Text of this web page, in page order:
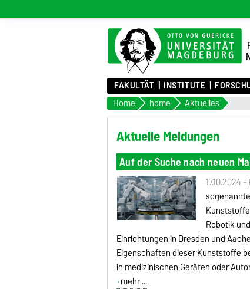
FAKULTÄT INSTITUTE
Home home Aktuelles
Aktuelle Meldungen
Auf der Suche nach neuen
17.10.2024 -
Robotik
Einrichtungen in Dresden und
Eigenschaften dieser Kunststoffe
in medizinischen Geräten oder
mehr ...